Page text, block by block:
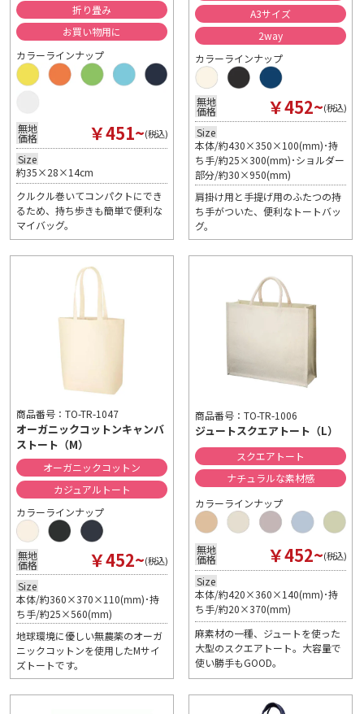
折り畳み
お買い物用に
カラーラインナップ
無地
価格 ￥451~(税込)
Size
約35×28×14cm
クルクル巻いてコンパクトにでき
るため、持ち歩きも簡単で便利な
マイバッグ。
A3サイズ
2way
カラーラインナップ
無地
価格 ￥452~(税込)
Size
本体/約430×350×100(mm)･持
ち手/約25×300(mm)･ショルダー
部分/約30×950(mm)
肩掛け用と手提げ用のふたつの持
ち手がついた、便利なトートバッ
グ。
商品番号：TO-TR-1047
オーガニックコットンキャンバ
ストート（M）
オーガニックコットン
カジュアルトート
カラーラインナップ
無地
価格 ￥452~(税込)
Size
本体/約360×370×110(mm)･持
ち手/約25×560(mm)
地球環境に優しい無農薬のオーガ
ニックコットンを使用したMサイ
ズトートです。
商品番号：TO-TR-1006
ジュートスクエアトート（L）
スクエアトート
ナチュラルな素材感
カラーラインナップ
無地
価格 ￥452~(税込)
Size
本体/約420×360×140(mm)･持
ち手/約20×370(mm)
麻素材の一種、ジュートを使った
大型のスクエアトート。大容量で
使い勝手もGOOD。